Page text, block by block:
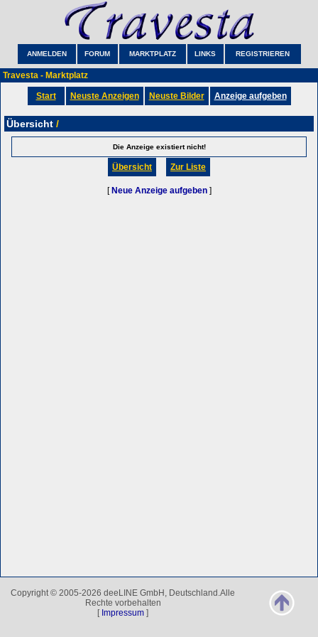
ANMELDEN FORUM MARKTPLATZ LINKS REGISTRIEREN
Travesta - Marktplatz
Start Neuste Anzeigen Neuste Bilder Anzeige aufgeben
Übersicht /
Die Anzeige existiert nicht!
Übersicht Zur Liste
[ Neue Anzeige aufgeben]
Copyright © 2005-2026 deeLINE GmbH, Deutschland.Alle
Rechte vorbehalten
[ Impressum ]